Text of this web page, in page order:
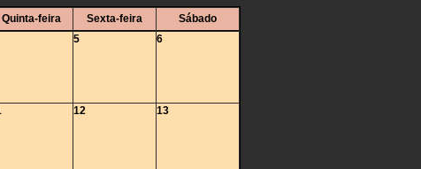
Quinta-feira Sexta-feira Sábado
5 6
12 13